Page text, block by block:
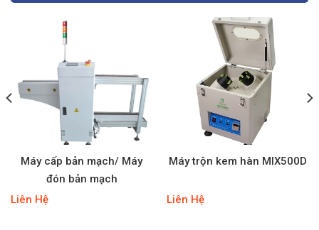
Máy cấp bản mạch/ Máy
đón bản mạch
Liên Hệ
Máy trộn kem hàn MIX500D
Liên Hệ